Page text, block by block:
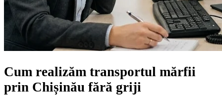
Cum realizăm transportul mărfii
prin Chișinău fără griji